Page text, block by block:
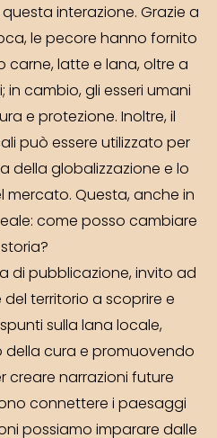
interazione. Grazie a
le pecore hanno fornito
carne, latte e lana, oltre a
cambio, gli esseri umani
e protezione. Inoltre, il
può essere utilizzato per
della globalizzazione e lo
Questa, anche in
come posso cambiare
di pubblicazione, invito ad
territorio a scoprire e
sulla lana locale,
della cura e promuovendo
creare narrazioni future
connettere i paesaggi
possiamo imparare dalle